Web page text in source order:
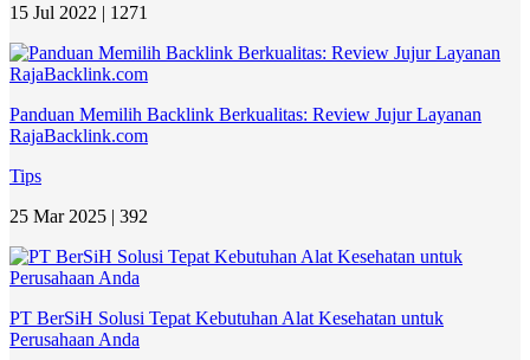
15 Jul 2022 | 1271
Panduan Memilih Backlink Berkualitas: Review Jujur Layanan
RajaBacklink.com
Tips
25 Mar 2025 | 392
PT BerSiH Solusi Tepat Kebutuhan Alat Kesehatan untuk
Perusahaan Anda